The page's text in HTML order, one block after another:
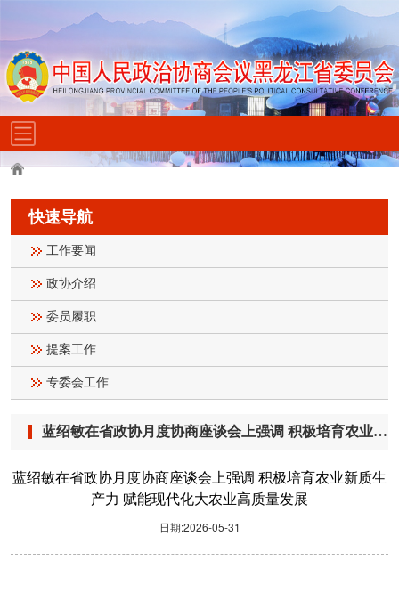
快速导航
工作要闻
政协介绍
委员履职
提案工作
专委会工作
蓝绍敏在省政协月度协商座谈会上强调 积极培育农业新质生产力 赋能现代化大农业高质量发展
蓝绍敏在省政协月度协商座谈会上强调 积极培育农业新质生
产力 赋能现代化大农业高质量发展
日期:2026-05-31